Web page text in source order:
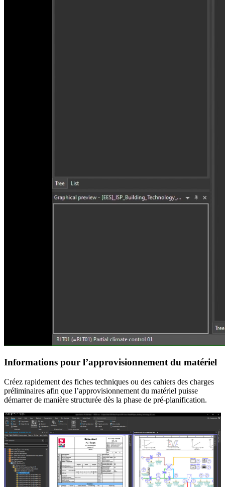
Informations pour l’approvisionnement du matériel
Créez rapidement des fiches techniques ou des cahiers des charges
préliminaires afin que l’approvisionnement du matériel puisse
démarrer de manière structurée dès la phase de pré-planification.